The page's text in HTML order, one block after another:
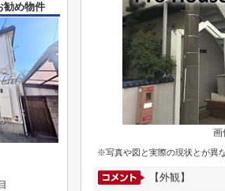
画
※写真や図と実際の現状とが異
【外観】
勧め物件